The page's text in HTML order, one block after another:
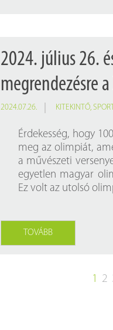
2024. július 26.
megrendezésre
2024.07.26. KITEKINTŐ,
Érdekesség, hogy
meg az olimpiát,
a művészeti
egyetlen magyar
Ez volt az utolsó
TOVÁBB
1 2